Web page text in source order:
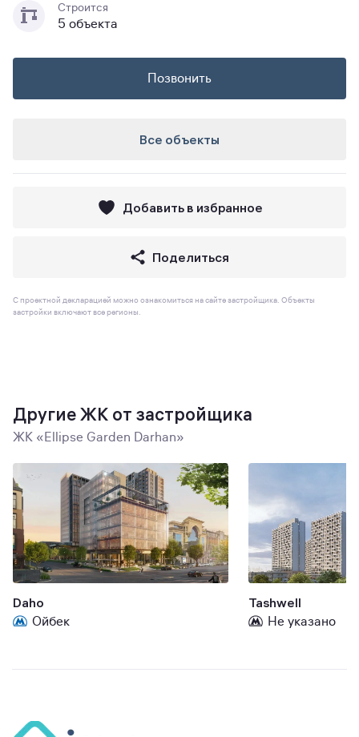
Строится
5 объекта
Позвонить
Все объекты
Добавить в избранное
Поделиться
С проектной декларацией можно ознакомиться на сайте застройщика. Объекты
застройки включают все регионы.
Другие ЖК от застройщика
ЖК «Ellipse Garden Darhan»
Daho
Ойбек
Tashwell
Не указано